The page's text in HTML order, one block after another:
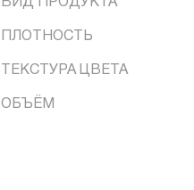
ВИД ПРОДУКТА
ПЛОТНОСТЬ
ТЕКСТУРА ЦВЕТА
ОБЪЁМ